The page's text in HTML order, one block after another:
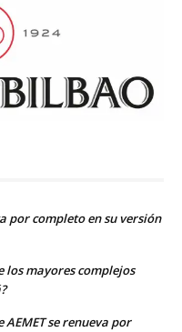
por completo en su versión
los mayores complejos
AEMET se renueva por